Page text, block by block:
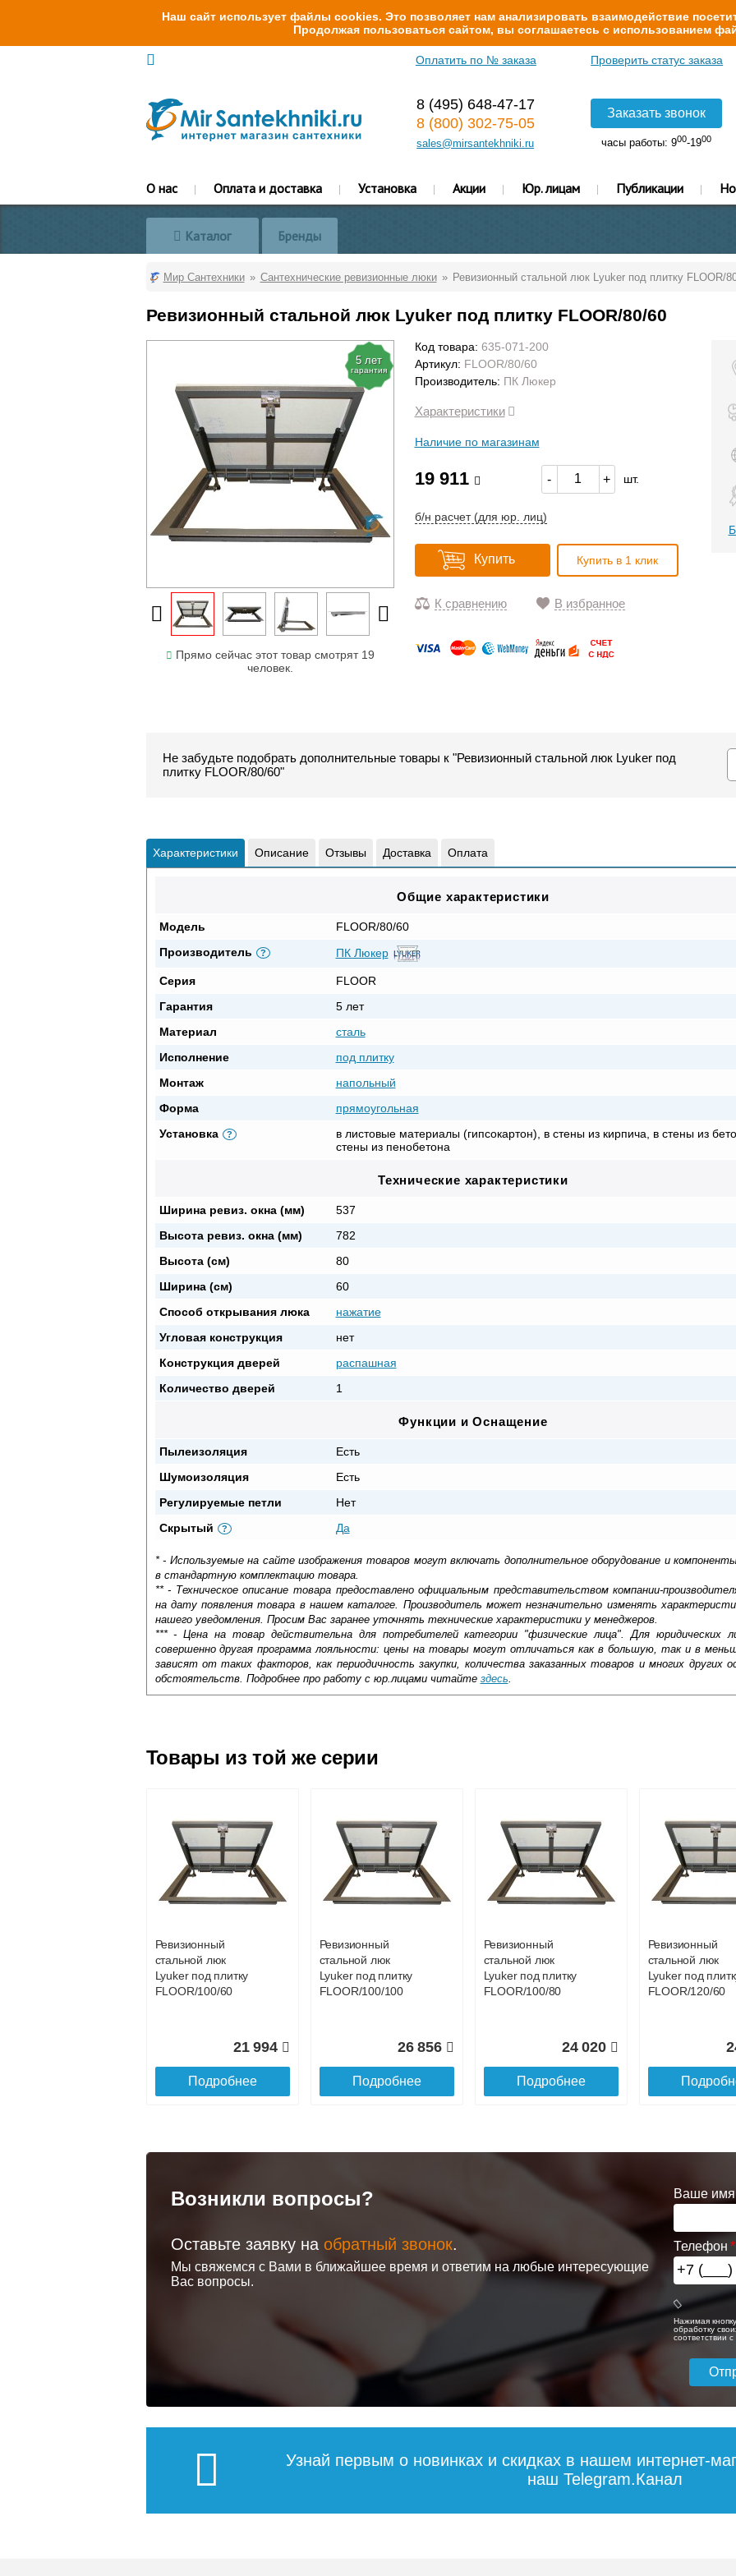
Наш сайт использует файлы cookies. Это позволяет нам анализировать взаимодействие
Продолжая пользоваться сайтом, вы соглашаетесь с использованием
Оплатить по № заказа Проверить статус заказа
8 (495) 648-47-17
8 (800) 302-75-05
sales@mirsantekhniki.ru
Заказать звонок
часы работы: 900-1900
О нас Оплата и доставка Установка Акции Юр. лицам Публикации
Каталог Бренды
Мир Сантехники Сантехнические ревизионные люки Ревизионный стальной люк Lyuker под плитку FLOOR/
Ревизионный стальной люк Lyuker под плитку FLOOR/80/60
5 лет
гарантия
Прямо сейчас этот товар смотрят 19
человек.
Код товара: 635-071-200
Артикул: FLOOR/80/60
Производитель: ПК Люкер
Характеристики
Наличие по магазинам
19 911 - + шт.
б/н расчет (для юр. лиц)
Купить Купить в 1 клик
К сравнению В избранное
Не забудьте подобрать дополнительные товары к "Ревизионный стальной люк Lyuker под
плитку FLOOR/80/60"
Характеристики Описание Отзывы Доставка Оплата
Общие характеристики
Модель
FLOOR/80/60
Производитель
? ПК Люкер
Серия
FLOOR
Гарантия
5 лет
Материал
сталь
Исполнение
под плитку
Монтаж
напольный
Форма
прямоугольная
Установка
?
в листовые материалы (гипсокартон), в стены из кирпича, в стены из
стены из пенобетона
Технические характеристики
Ширина ревиз. окна (мм)
537
Высота ревиз. окна (мм)
782
Высота (см)
80
Ширина (см)
60
Способ открывания люка
нажатие
Угловая конструкция
нет
Конструкция дверей
распашная
Количество дверей
1
Функции и Оснащение
Пылеизоляция
Есть
Шумоизоляция
Есть
Регулируемые петли
Нет
Скрытый
? Да
* - Используемые на сайте изображения товаров могут включать дополнительное оборудование и
в стандартную комплектацию товара.
** - Техническое описание товара предоставлено официальным представительством компании-
на дату появления товара в нашем каталоге. Производитель может незначительно изменять
нашего уведомления. Просим Вас заранее уточнять технические характеристики у менеджеров.
*** - Цена на товар действительна для потребителей категории "физические лица". Для юридических
совершенно другая программа лояльности: цены на товары могут отличаться как в большую, так и в
зависят от таких факторов, как периодичность закупки, количества заказанных товаров и многих других
обстоятельств. Подробнее про работу с юр.лицами читайте здесь
При прокладке скрытых коммуникаций в жилых помещениях, на коммерческих или других объектах
дальнейшего обслуживания и купить специальные люки. Они обеспечат беспроблемный доступ к
элементами. Она устойчива к механическим повреждениям, удобно монтируется и рассчитана на
хорошую пыле- и шумоизоляцию.
Доставка сантехники по Москве и Московской области
Подъем на этаж.
до подъезда
Доставка в регионы России.
Возможные способы оплаты:
Безналичный расчёт (возможно и с НДС)подробнее...
Товары из той же серии
Ревизионный
стальной люк
Lyuker под плитку
FLOOR/100/60
21 994
Подробнее
Ревизионный
стальной люк
Lyuker под плитку
FLOOR/100/100
26 856
Подробнее
Ревизионный
стальной люк
Lyuker под плитку
FLOOR/100/80
24 020
Подробнее
Ревизионный
стальной люк
Lyuker под
FLOOR/120/60
Ревизионный
стальной люк
Подробнее
Ревизионный
17 826
Подробнее
Ревизионный
19 911
Подробнее
Ревизионный
стальной люк
Lyuker под плитку
FLOOR/60/70
Возникли вопросы?
Оставьте заявку на обратный звонок.
Мы свяжемся с Вами в ближайшее время и ответим на любые интересующие
Вас вопросы.
Ваше имя
Телефон
Нажимая
обработку
соответствии с
Узнай первым о новинках и скидках в нашем интернет-
наш Telegram.Канал